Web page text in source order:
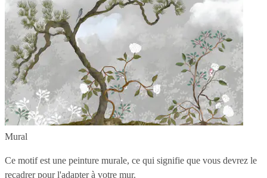
Mural
Ce motif est une peinture murale, ce qui signifie que vous devrez le
recadrer pour l'adapter à votre mur.